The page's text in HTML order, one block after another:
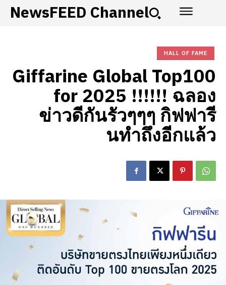
NewsFEED Channel
HALL OF FAME
Giffarine Global Top100
for 2025 !!!!!! ฉลอง
ข่าวดีกันรัวๆๆๆ กิฟฟารี
นทำถึงอีกแล้ว